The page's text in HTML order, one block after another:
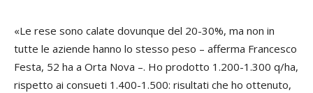
«Le rese sono calate dovunque del 20-30%, ma non in
tutte le aziende hanno lo stesso peso – afferma Francesco
Festa, 52 ha a Orta Nova –. Ho prodotto 1.200-1.300 q/ha,
rispetto ai consueti 1.400-1.500: risultati che ho ottenuto,